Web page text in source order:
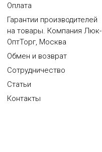
Оплата
Гарантии производителей
на товары. Компания Люк-
ОптТорг, Москва
Обмен и возврат
Сотрудничество
Статьи
Контакты